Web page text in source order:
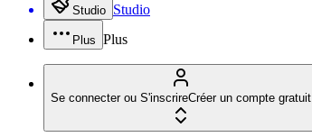
Studio Studio
Plus Plus
Se connecter ou S'inscrireCréer un compte gratuit